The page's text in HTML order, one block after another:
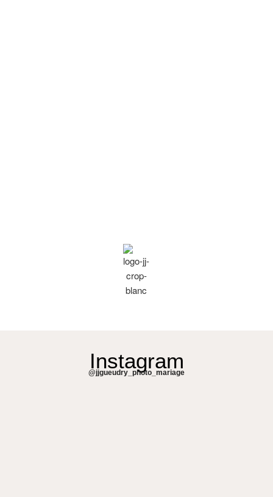
Instagram
@jjgueudry_photo_mariage